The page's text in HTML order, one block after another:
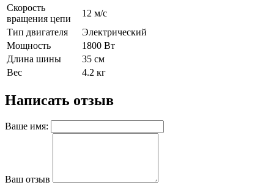
Скорость
вращения цепи
12 м/с
Тип двигателя
Электрический
Мощность
1800 Вт
Длина шины
35 см
Вес
4.2 кг
Написать отзыв
Ваше имя:
Ваш отзыв